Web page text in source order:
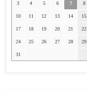
3 4 5 6 7 8
10 11 12 13 14 15
17 18 19 20 21 22
24 25 26 27 28 29
31